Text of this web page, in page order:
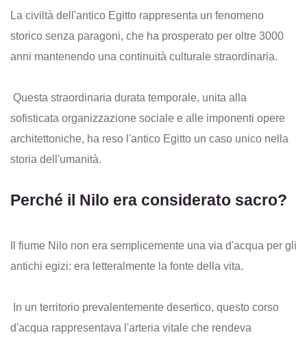
La civiltà dell'antico Egitto rappresenta un fenomeno
storico senza paragoni, che ha prosperato per oltre 3000
anni mantenendo una continuità culturale straordinaria.
Questa straordinaria durata temporale, unita alla
sofisticata organizzazione sociale e alle imponenti opere
architettoniche, ha reso l'antico Egitto un caso unico nella
storia dell'umanità.
Perché il Nilo era considerato sacro?
Il fiume Nilo non era semplicemente una via d'acqua per gli
antichi egizi: era letteralmente la fonte della vita.
In un territorio prevalentemente desertico, questo corso
d'acqua rappresentava l'arteria vitale che rendeva